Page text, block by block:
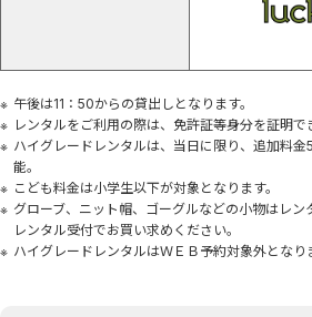
午後は11：50からの貸出しとなります。
レンタルをご利用の際は、免許証等身分を証明で
ハイグレードレンタルは、当日に限り、追加料
能。
こども料金は小学生以下が対象となります。
グローブ、ニット帽、ゴーグルなどの小物はレン
レンタル受付でお買い求めください。
ハイグレードレンタルはＷＥＢ予約対象外となり